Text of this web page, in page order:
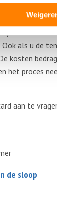
kwijt? Dan
als u de
kosten
het proces
aan te
de sloop